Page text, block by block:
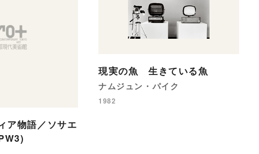
ア物語／ソサエ
現実の魚 生きている魚
ナムジュン・パイク
1982